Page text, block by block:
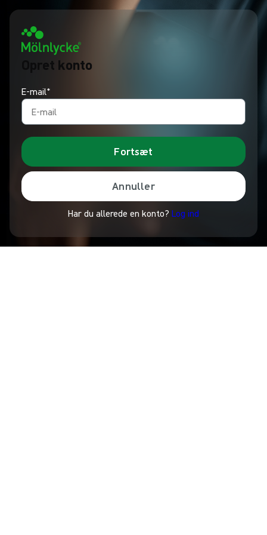
Opret konto
E-mail*
Fortsæt
Annuller
Har du allerede en konto? Log ind